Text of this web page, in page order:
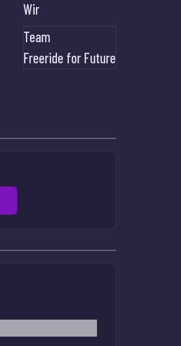
Wir
Team
Freeride for Future